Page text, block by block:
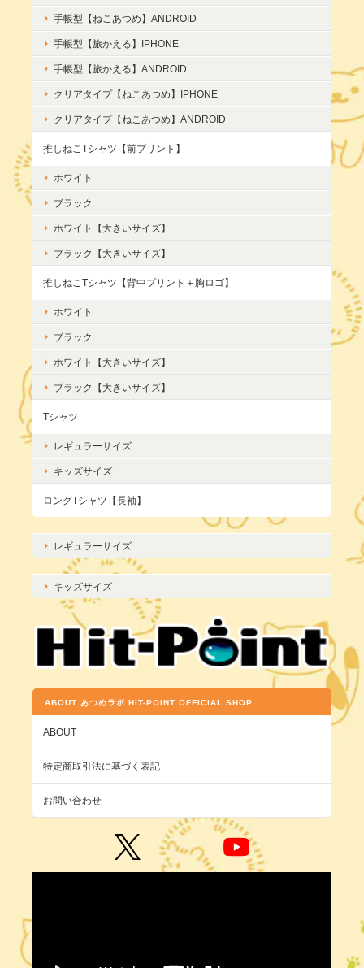
手帳型【ねこあつめ】ANDROID
手帳型【旅かえる】IPHONE
手帳型【旅かえる】ANDROID
クリアタイプ【ねこあつめ】IPHONE
クリアタイプ【ねこあつめ】ANDROID
推しねこTシャツ【前プリント】
ホワイト
ブラック
ホワイト【大きいサイズ】
ブラック【大きいサイズ】
推しねこTシャツ【背中プリント＋胸ロゴ】
ホワイト
ブラック
ホワイト【大きいサイズ】
ブラック【大きいサイズ】
Tシャツ
レギュラーサイズ
キッズサイズ
ロングTシャツ【長袖】
レギュラーサイズ
キッズサイズ
ABOUT あつめラボ HIT-POINT OFFICIAL SHOP
ABOUT
特定商取引法に基づく表記
お問い合わせ